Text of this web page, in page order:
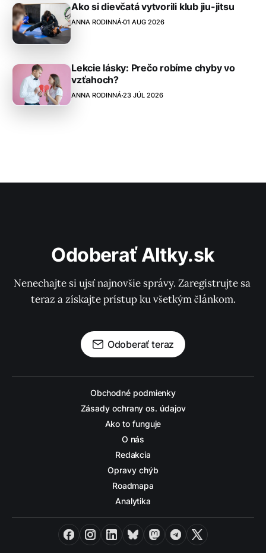
Ako si dievčatá vytvorili klub jiu-jitsu
ANNA RODINNÁ01 AUG 2026
Lekcie lásky: Prečo robíme chyby vo
vzťahoch?
ANNA RODINNÁ23 JÚL 2026
Odoberať Altky.sk
Nenechajte si ujsť najnovšie správy. Zaregistrujte sa
teraz a získajte prístup ku všetkým článkom.
Odoberať teraz
Obchodné podmienky
Zásady ochrany os. údajov
Ako to funguje
O nás
Redakcia
Opravy chýb
Roadmapa
Analytika
FacebookInstagramLinkedInBlueskyMastodon
Telegram
X